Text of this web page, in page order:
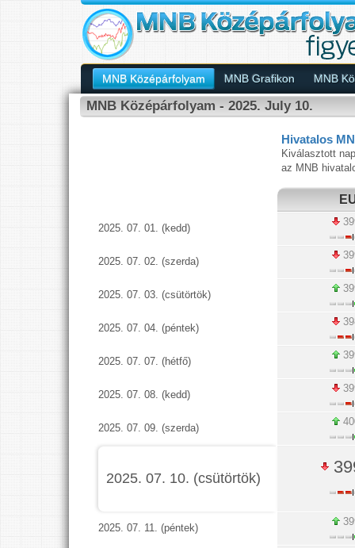
MNB Középárfolyam MNB Grafikon MNB
MNB Középárfolyam - 2025. July 10.
Hivatalos
Kiválasztott
az MNB
2025. 07. 01. (kedd)
2025. 07. 02. (szerda)
2025. 07. 03. (csütörtök)
2025. 07. 04. (péntek)
2025. 07. 07. (hétfő)
2025. 07. 08. (kedd)
2025. 07. 09. (szerda)
2025. 07. 10. (csütörtök)
2025. 07. 11. (péntek)